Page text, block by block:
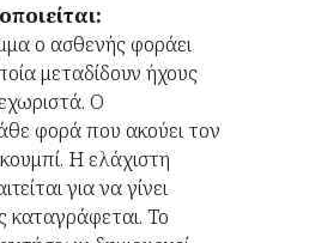
ο ασθενής φοράει
μεταδίδουν ήχους
Ο
φορά που ακούει τον
Η ελάχιστη
για να γίνει
καταγράφεται. Το